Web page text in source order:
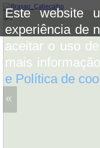
Este website
experiência de
aceitar o uso
mais
e Política de
«